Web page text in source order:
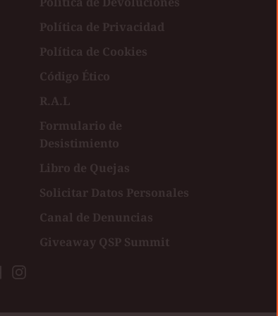
Política de Privacidad
Política de Cookies
Código Ético
R.A.L
Formulario de
Desistimiento
Libro de Quejas
Solicitar Datos Personales
Canal de Denuncias
Giveaway QSP Summit
FacebookInstagram